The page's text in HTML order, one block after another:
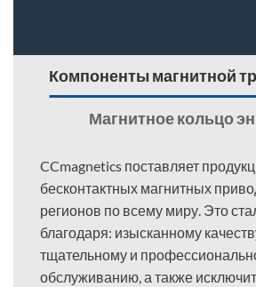
Компоненты магнитной
Магнитное кольцо
CCmagnetics поставляет
бесконтактных магнитных
регионов по всему миру. Это
благодаря: изысканному
тщательному и
обслуживанию, а также